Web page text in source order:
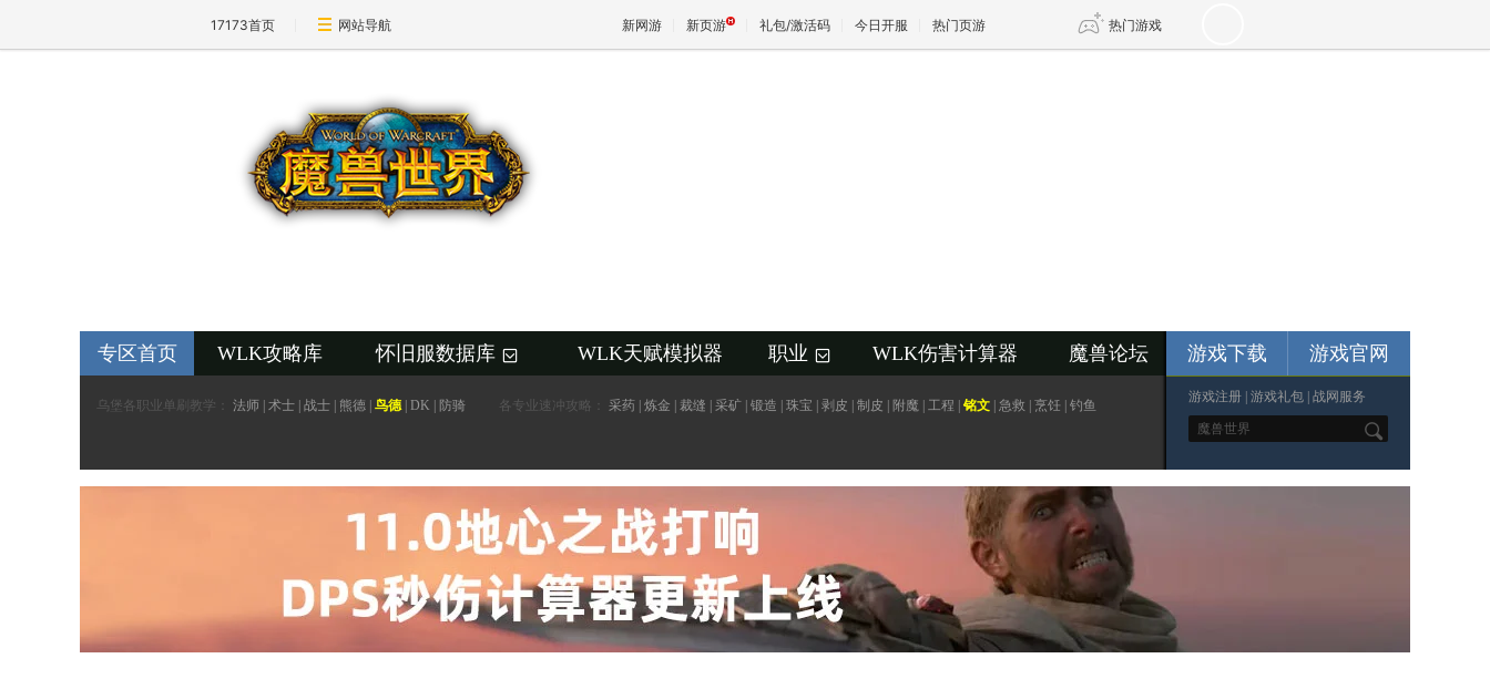
17173首页 网站导航 新网游 新页游 礼包/激活码 今日开服 热门页游 热门游戏
专区首页 WLK攻略库 怀旧服数据库 + WLK天赋模拟器 职业 + WLK伤害计算器 魔兽论坛
乌堡各职业单刷教学： 法师 术士 战士 熊德 鸟德| DK 防骑 各专业速冲攻略： 采药 炼金 裁缝 采矿 锻造 珠宝 剥皮 制皮 附魔 工程 铭文 急救 烹饪 钓鱼
游戏下载 游戏官网
游戏注册 游戏礼包 战网服务
*